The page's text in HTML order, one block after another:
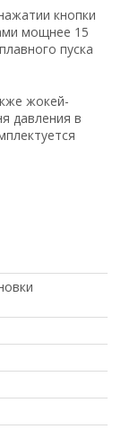
и ФОК
кнопки
мощнее 15
пуска
жокей-
давления в